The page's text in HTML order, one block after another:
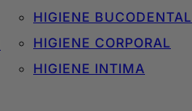
HIGIENE BUCODENTAL
HIGIENE CORPORAL
HIGIENE INTIMA